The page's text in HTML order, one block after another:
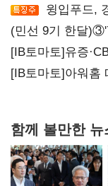
윙입푸드,
(민선 9기 한달
20년만에 '비상재
[IB토마토]유증
상폐 압박
[IB토마토]아워홈
함께 볼만한 뉴